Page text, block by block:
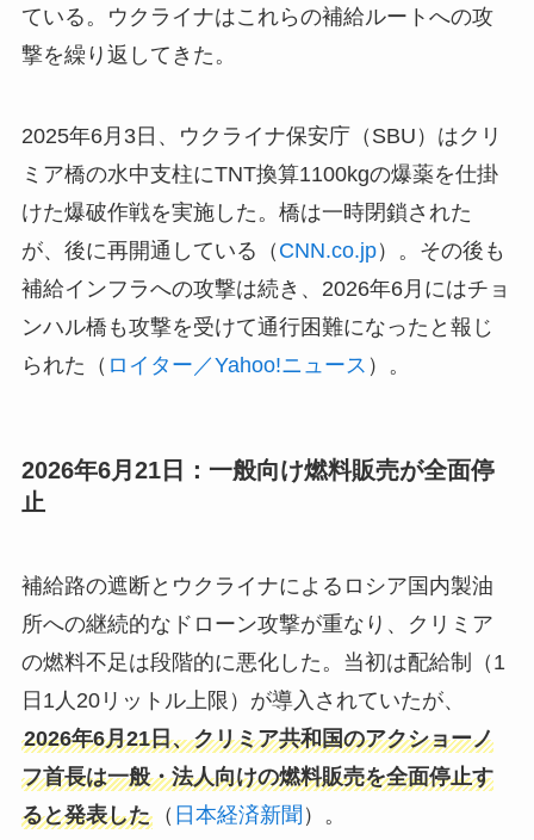
ている。ウクライナはこれらの補給ルートへの攻
撃を繰り返してきた。
2025年6月3日、ウクライナ保安庁（SBU）はクリ
ミア橋の水中支柱にTNT換算1100kgの爆薬を仕掛
けた爆破作戦を実施した。橋は一時閉鎖された
が、後に再開通している（ CNN.co.jp）。その後も
補給インフラへの攻撃は続き、2026年6月にはチョ
ンハル橋も攻撃を受けて通行困難になったと報じ
られた（ ロイター／Yahoo!ニュース ）。
2026年6月21日：一般向け燃料販売が全面停
止
補給路の遮断とウクライナによるロシア国内製油
所への継続的なドローン攻撃が重なり、クリミア
の燃料不足は段階的に悪化した。当初は配給制（1
日1人20リットル上限）が導入されていたが、
2026年6月21日、クリミア共和国のアクショーノ
フ首長は一般・法人向けの燃料販売を全面停止す
ると発表した（ 日本経済新聞 ）。